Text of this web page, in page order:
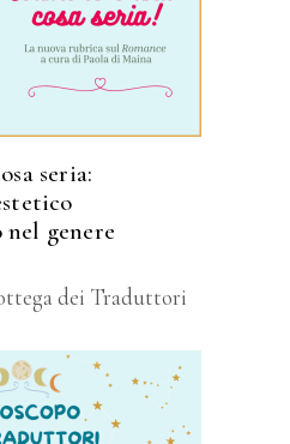
seria:
genere
dei Traduttori